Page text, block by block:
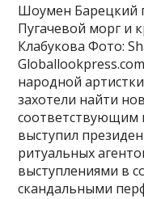
Шоумен Барецкий
Пугачевой морг и
Клабукова Фото:
народной
захотели найти
соответствующим
выступил
ритуальных
выступлениями в
скандальными